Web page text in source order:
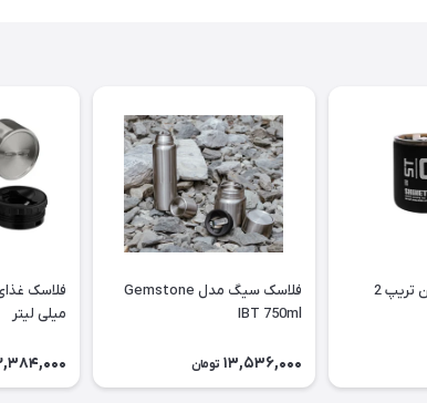
لیوان تاکتیکال شاین تریپ 2
فلاسک سیگ مدل Gemstone
IBT 750ml
13,536,000 تومان
میلی لیتر